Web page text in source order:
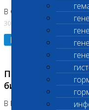
В Сколково. Код
30.07.2026
Подробнее
Приостановлено
биохимических
В Бутово 29.07.26